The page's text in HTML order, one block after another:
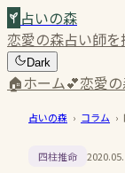
占いの森
恋愛の森占い師を
Dark
🏠ホーム💕恋愛
占いの森 › コラム ›
四柱推命